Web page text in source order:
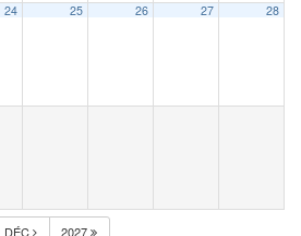
24 25 26 27 28
DÉC 2027